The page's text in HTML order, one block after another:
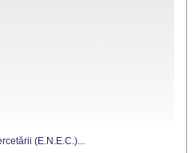
(E.N.E.C.)...